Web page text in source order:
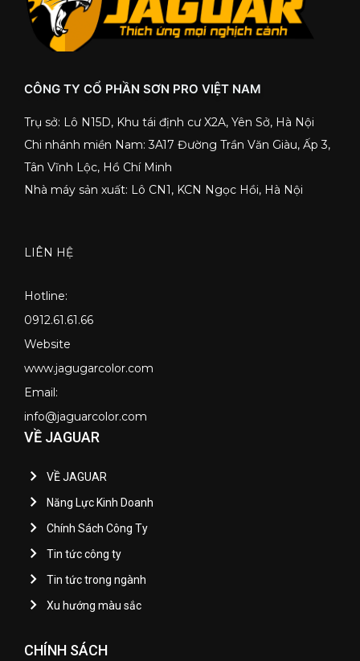
CÔNG TY CỔ PHẦN SƠN PRO VIỆT NAM
Trụ sở: Lô N15D, Khu tái định cư X2A, Yên Sở, Hà Nội
Chi nhánh miền Nam: 3A17 Đường Trần Văn Giàu, Ấp 3,
Tân Vĩnh Lộc, Hồ Chí Minh
Nhà máy sản xuất: Lô CN1, KCN Ngọc Hồi, Hà Nội
LIÊN HỆ
Hotline:
0912.61.61.66
Website
www.jagugarcolor.com
Email:
info@jaguarcolor.com
VỀ JAGUAR
VỀ JAGUAR
Năng Lực Kinh Doanh
Chính Sách Công Ty
Tin tức công ty
Tin tức trong ngành
Xu hướng màu sắc
CHÍNH SÁCH